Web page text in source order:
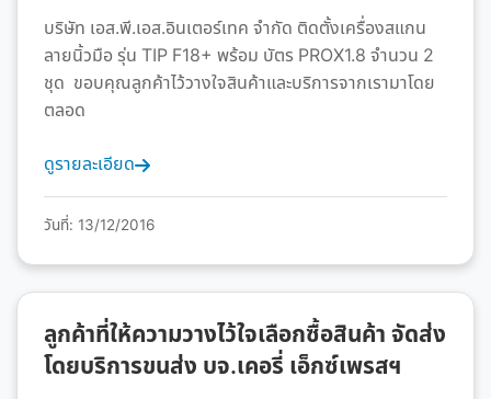
บริษัท เอส.พี.เอส.อินเตอร์เทค จำกัด ติดตั้งเครื่องสแกน
ลายนิ้วมือ รุ่น TIP F18+ พร้อม บัตร PROX1.8 จำนวน 2
ชุด ขอบคุณลูกค้าไว้วางใจสินค้าและบริการจากเรามาโดย
ตลอด
ดูรายละเอียด
วันที่: 13/12/2016
ลูกค้าที่ให้ความวางไว้ใจเลือกซื้อสินค้า จัดส่ง
โดยบริการขนส่ง บจ.เคอรี่ เอ็กซ์เพรสฯ